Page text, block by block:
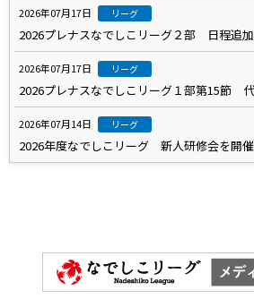
2026年07月17日 リーグ
2026プレナスなでしこリーグ２部 日程追
2026年07月17日 リーグ
2026プレナスなでしこリーグ１部第15節
2026年07月14日 リーグ
2026年度なでしこリーグ 新人研修会を開催